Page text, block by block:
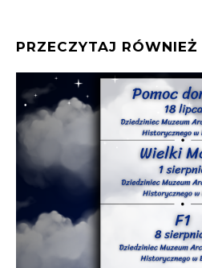
PRZECZYTAJ RÓWNIEŻ